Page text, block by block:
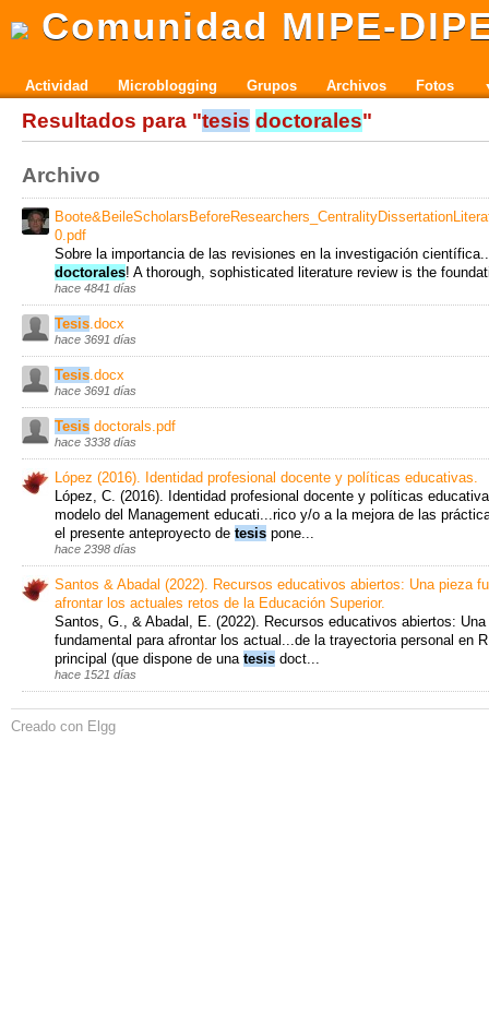
Comunidad MIPE-
Actividad Microblogging Grupos Archivos Fotos
Resultados para "tesis doctorales"
Archivo
0.pdf
Sobre la importancia de las revisiones en la investigación
doctorales! A thorough, sophisticated literature review is the
hace 4841 días
Tesis.docx
hace 3691 días
Tesis.docx
hace 3691 días
Tesis doctorals.pdf
hace 3338 días
López (2016). Identidad profesional docente y políticas educativas.
López, C. (2016). Identidad profesional docente y políticas
modelo del Management educati...rico y/o a la mejora de las
el presente anteproyecto de tesis pone...
hace 2398 días
Santos & Abadal (2022). Recursos educativos abiertos: Una pieza
afrontar los actuales retos de la Educación Superior.
Santos, G., & Abadal, E. (2022). Recursos educativos abiertos: Una
fundamental para afrontar los actual...de la trayectoria personal en
principal (que dispone de una tesis doct...
hace 1521 días
Creado con Elgg